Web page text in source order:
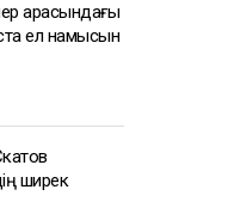
арасындағы
ел намысын
ширек